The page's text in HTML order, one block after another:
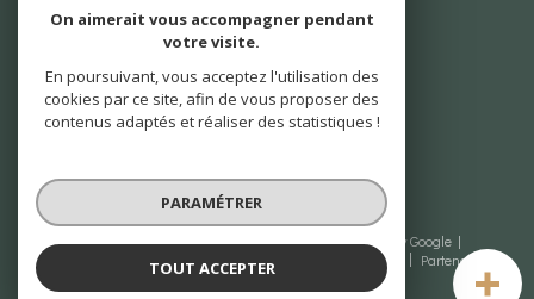
nous
adhérons
© 2026 | Tous droits réservés | Traduction powered by Google |
Nos honoraires
Plan du site Mentions légales Admin
Partenaires
Politique RGPD
On aimerait vous accompagner pendant
votre visite.
En poursuivant, vous acceptez l'utilisation des
cookies par ce site, afin de vous proposer des
contenus adaptés et réaliser des statistiques !
PARAMÉTRER
TOUT ACCEPTER